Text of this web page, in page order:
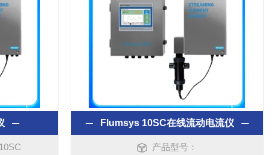
Flumsys 10SC在线流动电流仪
产品型号：